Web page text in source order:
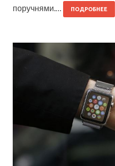
поручнями.…
ПОДРОБНЕЕ